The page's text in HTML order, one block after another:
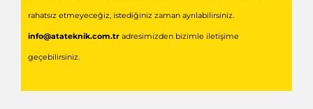
rahatsız etmeyeceğiz, istediğiniz zaman ayrılabilirsiniz.
info@atateknik.com.tradresimizden bizimle iletişime
geçebilirsiniz.